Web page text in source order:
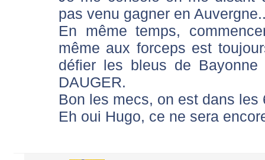
pas venu gagner en
En même temps,
même aux forceps est
défier les bleus de
DAUGER.
Bon les mecs, on est dans
Eh oui Hugo, ce ne sera